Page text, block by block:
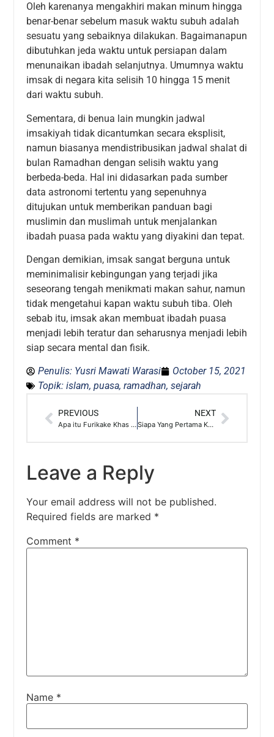
Oleh karenanya mengakhiri makan minum hingga
benar-benar sebelum masuk waktu subuh adalah
sesuatu yang sebaiknya dilakukan. Bagaimanapun
dibutuhkan jeda waktu untuk persiapan dalam
menunaikan ibadah selanjutnya. Umumnya waktu
imsak di negara kita selisih 10 hingga 15 menit
dari waktu subuh.
Sementara, di benua lain mungkin jadwal
imsakiyah tidak dicantumkan secara eksplisit,
namun biasanya mendistribusikan jadwal shalat di
bulan Ramadhan dengan selisih waktu yang
berbeda-beda. Hal ini didasarkan pada sumber
data astronomi tertentu yang sepenuhnya
ditujukan untuk memberikan panduan bagi
muslimin dan muslimah untuk menjalankan
ibadah puasa pada waktu yang diyakini dan tepat.
Dengan demikian, imsak sangat berguna untuk
meminimalisir kebingungan yang terjadi jika
seseorang tengah menikmati makan sahur, namun
tidak mengetahui kapan waktu subuh tiba. Oleh
sebab itu, imsak akan membuat ibadah puasa
menjadi lebih teratur dan seharusnya menjadi lebih
siap secara mental dan fisik.
Penulis: Yusri Mawati Warasi
October 15, 2021
Topik: islam,puasa,ramadhan,sejarah
PREVIOUS
Apa itu Furikake Khas Jepang? Serta Variasinya
NEXT
Siapa Yang Pertama Kali Menemukan Bumbu Racikan?
Leave a Reply
Your email address will not be published.
Required fields are marked *
Comment *
Name *